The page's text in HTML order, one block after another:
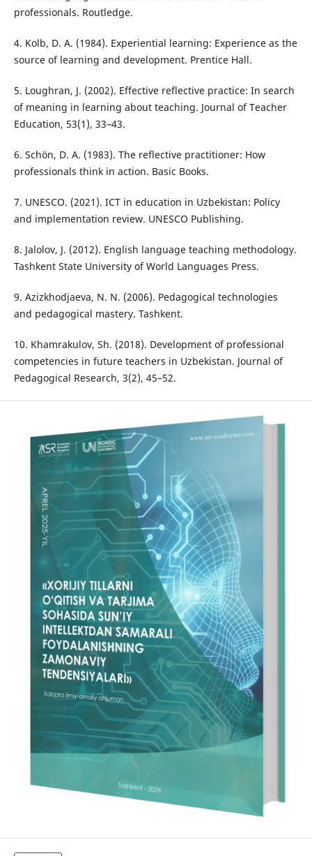
professionals. Routledge.
4. Kolb, D. A. (1984). Experiential learning: Experience as the
source of learning and development. Prentice Hall.
5. Loughran, J. (2002). Effective reflective practice: In search
of meaning in learning about teaching. Journal of Teacher
Education, 53(1), 33–43.
6. Schön, D. A. (1983). The reflective practitioner: How
professionals think in action. Basic Books.
7. UNESCO. (2021). ICT in education in Uzbekistan: Policy
and implementation review. UNESCO Publishing.
8. Jalolov, J. (2012). English language teaching methodology.
Tashkent State University of World Languages Press.
9. Azizkhodjaeva, N. N. (2006). Pedagogical technologies
and pedagogical mastery. Tashkent.
10. Khamrakulov, Sh. (2018). Development of professional
competencies in future teachers in Uzbekistan. Journal of
Pedagogical Research, 3(2), 45–52.